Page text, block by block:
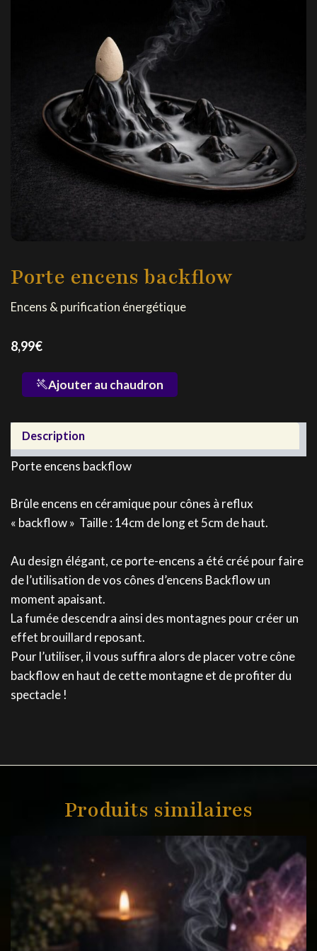
Porte encens backflow
Encens & purification énergétique
8,99€
quantité
encens
backflow
Ajouter au chaudron
Description
Porte encens backflow
Brûle encens en céramique pour cônes à reflux
« backflow » Taille : 14cm de long et 5cm de haut.
Au design élégant, ce porte-encens a été créé pour faire
de l’utilisation de vos cônes d’encens Backflow un
moment apaisant.
La fumée descendra ainsi des montagnes pour créer un
effet brouillard reposant.
Pour l’utiliser, il vous suffira alors de placer votre cône
backflow en haut de cette montagne et de profiter du
spectacle !
Produits similaires